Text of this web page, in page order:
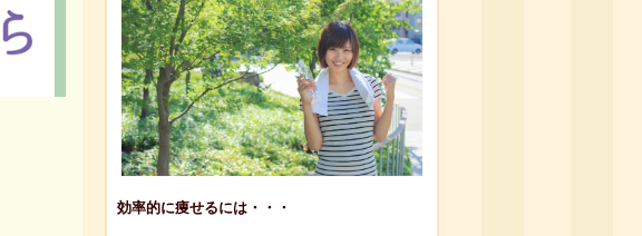
効率的に痩せるには・・・